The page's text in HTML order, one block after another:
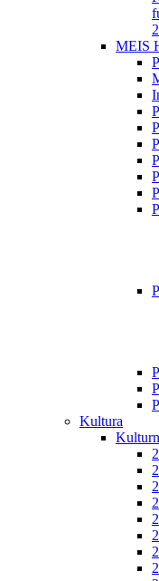
MEIS
Kultura